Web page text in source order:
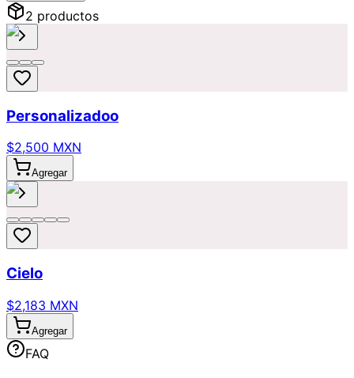
2 productos
Personalizadoo
$2,500 MXN
Agregar
Cielo
$2,183 MXN
Agregar
FAQ